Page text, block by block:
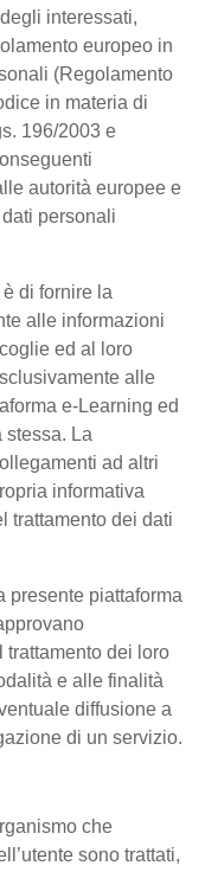
interessati,
europeo in
(Regolamento
in materia di
196/2003 e
autorità europee e
personali
di fornire la
alle informazioni
ed al loro
alle
e-Learning ed
stessa. La
ad altri
informativa
trattamento dei dati
presente piattaforma
trattamento dei loro
e alle finalità
diffusione a
di un servizio.
che
sono trattati,